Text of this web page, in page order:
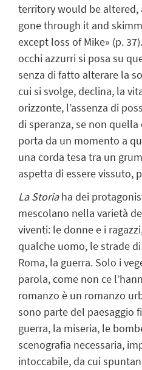
territory would be altered,
gone through it and
except loss of Mike» (p.
occhi azzurri si posa su
senza di fatto alterare la
cui si svolge, declina, la
orizzonte, l’assenza di
di speranza, se non
porta da un momento a
una corda tesa tra un
aspetta di essere vissuto,
La Storiaha dei
mescolano nella varietà
viventi: le donne e i
qualche uomo, le strade
Roma, la guerra. Solo i
parola, come non ce
romanzo è un romanzo
sono parte del paesaggio
guerra, la miseria, le
scenografia necessaria,
intoccabile, da cui